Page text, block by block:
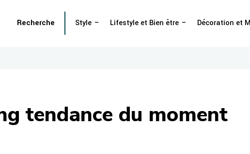
Style Lifestyle et Bien être Décoration et
Recherche
tendance du moment